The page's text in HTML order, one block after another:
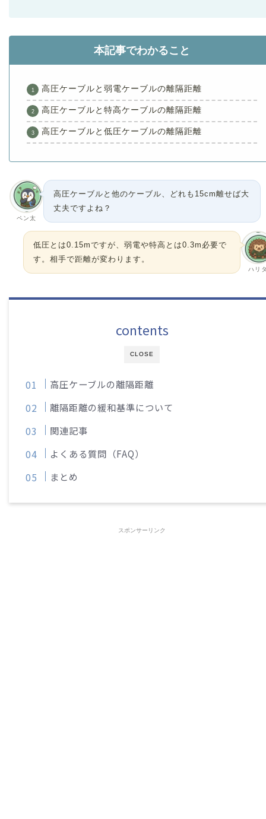
本記事でわかること
高圧ケーブルと弱電ケーブルの離隔距離
高圧ケーブルと特高ケーブルの離隔距離
高圧ケーブルと低圧ケーブルの離隔距離
ペン太
高圧ケーブルと他のケーブル、どれも15cm離せば大
丈夫ですよね？
ハリ
低圧とは0.15mですが、弱電や特高とは0.3m必要で
す。相手で距離が変わります。
CLOSE
contents
高圧ケーブルの離隔距離
離隔距離の緩和基準について
関連記事
よくある質問（FAQ）
まとめ
スポンサーリンク